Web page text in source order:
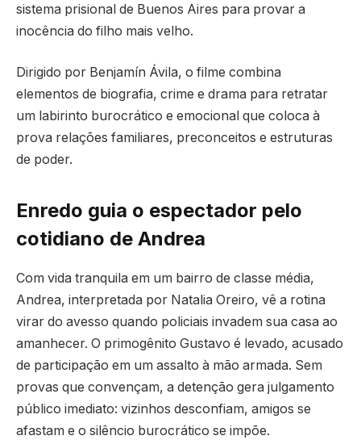
sistema prisional de Buenos Aires para provar a
inocência do filho mais velho.
Dirigido por Benjamín Ávila, o filme combina
elementos de biografia, crime e drama para retratar
um labirinto burocrático e emocional que coloca à
prova relações familiares, preconceitos e estruturas
de poder.
Enredo guia o espectador pelo
cotidiano de Andrea
Com vida tranquila em um bairro de classe média,
Andrea, interpretada por Natalia Oreiro, vê a rotina
virar do avesso quando policiais invadem sua casa ao
amanhecer. O primogênito Gustavo é levado, acusado
de participação em um assalto à mão armada. Sem
provas que convençam, a detenção gera julgamento
público imediato: vizinhos desconfiam, amigos se
afastam e o silêncio burocrático se impõe.